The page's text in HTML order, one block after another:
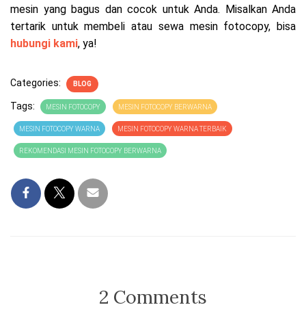
mesin yang bagus dan cocok untuk Anda. Misalkan Anda
tertarik untuk membeli atau sewa mesin fotocopy, bisa
hubungi kami, ya!
Categories: BLOG
Tags: MESIN FOTOCOPY MESIN FOTOCOPY BERWARNA
MESIN FOTOCOPY WARNA MESIN FOTOCOPY WARNA TERBAIK
REKOMENDASI MESIN FOTOCOPY BERWARNA
2 Comments